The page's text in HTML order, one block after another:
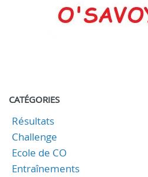
CATÉGORIES
Résultats
Challenge
Ecole de CO
Entraînements